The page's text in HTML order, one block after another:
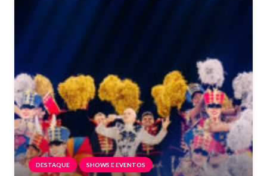
DESTAQUE SHOWS E EVENTOS